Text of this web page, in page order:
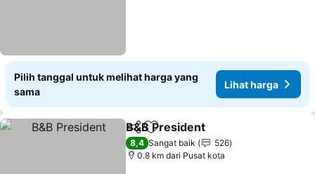
Pilih tanggal untuk melihat harga yang
sama
Lihat harga
BagikanTambahkan ke favorit
B&B President
8,4 Sangat baik
526
0.8 km dari Pusat kota